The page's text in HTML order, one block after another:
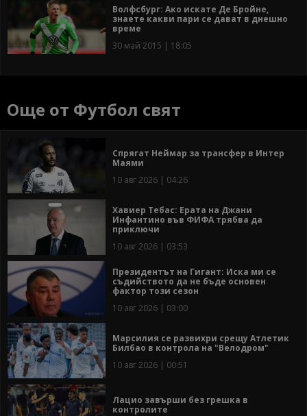
Волфсбург: Ако искате Де Бройне,
знаете какви пари се дават в днешно
време
30 май 2015 | 18:05
Още от Футбол свят
Спрягат Неймар за трансфер в Интер
Маями
10 авг 2026 | 04:26
Хавиер Тебас: Ерата на Джани
Инфантино във ФИФА трябва да
приключи
10 авг 2026 | 03:53
Президентът на Гигант: Иска ми се
съдийството да не бъде основен
фактор този сезон
10 авг 2026 | 03:00
Марсилия се развихри срещу Атлетик
Билбао в контрола на "Велодром"
10 авг 2026 | 00:51
Лацио завърши без грешка в
контролите